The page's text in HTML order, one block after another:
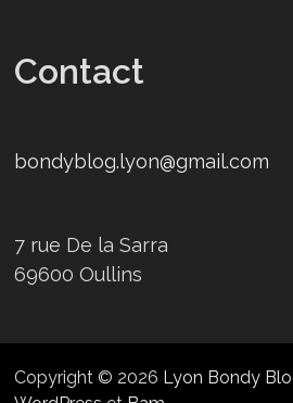
Contact
bondyblog.lyon@gmail.com
7 rue De la Sarra
69600 Oullins
Copyright © 2026 Lyon Bondy